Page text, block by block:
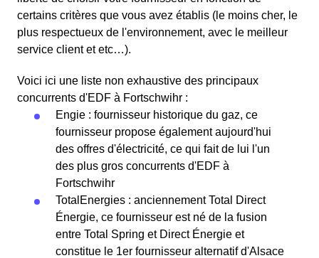
certains critères que vous avez établis (le moins cher, le
plus respectueux de l'environnement, avec le meilleur
service client et etc…).
Voici ici une liste non exhaustive des principaux
concurrents d'EDF à Fortschwihr :
Engie : fournisseur historique du gaz, ce
fournisseur propose également aujourd'hui
des offres d'électricité, ce qui fait de lui l'un
des plus gros concurrents d'EDF à
Fortschwihr
TotalEnergies : anciennement Total Direct
Énergie, ce fournisseur est né de la fusion
entre Total Spring et Direct Énergie et
constitue le 1er fournisseur alternatif d'Alsace